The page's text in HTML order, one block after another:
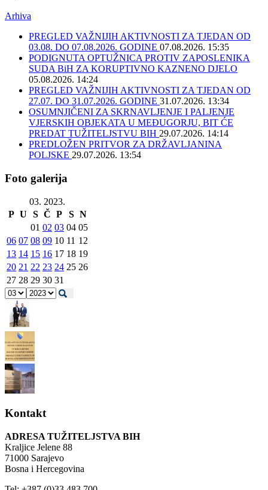
Arhiva
PREGLED VAŽNIJIH AKTIVNOSTI ZA TJEDAN OD
03.08. DO 07.08.2026. GODINE 07.08.2026. 15:35
PODIGNUTA OPTUŽNICA PROTIV ZAPOSLENIKA
SUDA BiH ZA KORUPTIVNO KAZNENO DJELO
05.08.2026. 14:24
PREGLED VAŽNIJIH AKTIVNOSTI ZA TJEDAN OD
27.07. DO 31.07.2026. GODINE 31.07.2026. 13:34
OSUMNJIČENI ZA SKRNAVLJENJE I PALJENJE
VJERSKIH OBJEKATA U MEĐUGORJU, BIT ĆE
PREDAT TUŽITELJSTVU BIH 29.07.2026. 14:14
PREDLOŽEN PRITVOR ZA DRŽAVLJANINA
POLJSKE 29.07.2026. 13:54
Foto galerija
03. 2023.
P U S Č P S N
01 02 03 04 05
06 07 08 09 10 11 12
13 14 15 16 17 18 19
20 21 22 23 24 25 26
27 28 29 30 31
Kontakt
ADRESA TUŽITELJSTVA BIH
Kraljice Jelene 88
71000 Sarajevo
Bosna i Hercegovina